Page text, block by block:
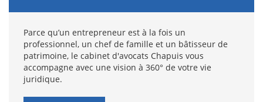
Parce qu’un entrepreneur est à la fois un
professionnel, un chef de famille et un bâtisseur de
patrimoine, le cabinet d'avocats Chapuis vous
accompagne avec une vision à 360° de votre vie
juridique.